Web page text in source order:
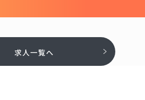
求人一覧へ